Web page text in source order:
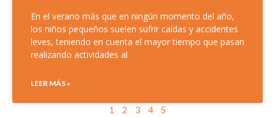
En el verano más que en ningún momento del año,
los niños pequeños suelen sufrir caídas y accidentes
leves, teniendo en cuenta el mayor tiempo que pasan
realizando actividades al
LEER MÁS »
1 2 3 4 5